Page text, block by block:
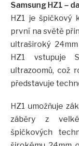
Samsung HZ1 –
HZ1 je špičkový
první na světě
ultraširoký
HZ1 vstupuje
ultrazoomů, což
představuje
HZ1 umožňuje
záběry z
špičkových